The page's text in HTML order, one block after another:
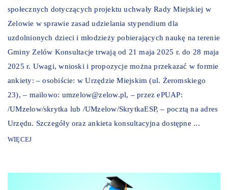
społecznych dotyczących projektu uchwały Rady Miejskiej w
Zelowie w sprawie zasad udzielania stypendium dla
uzdolnionych dzieci i młodzieży pobierających naukę na terenie
Gminy Zelów Konsultacje trwają od 21 maja 2025 r. do 28 maja
2025 r. Uwagi, wnioski i propozycje można przekazać w formie
ankiety: – osobiście: w Urzędzie Miejskim (ul. Żeromskiego
23), – mailowo: umzelow@zelow.pl, – przez ePUAP:
/UMzelow/skrytka lub /UMzelow/SkrytkaESP, – pocztą na adres
Urzędu. Szczegóły oraz ankieta konsultacyjna dostępne ...
WIĘCEJ